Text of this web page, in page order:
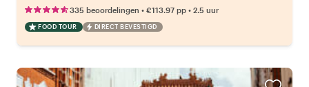
335 beoordelingen • €113.97 pp • 2.5 uur
FOOD TOUR DIRECT BEVESTIGD